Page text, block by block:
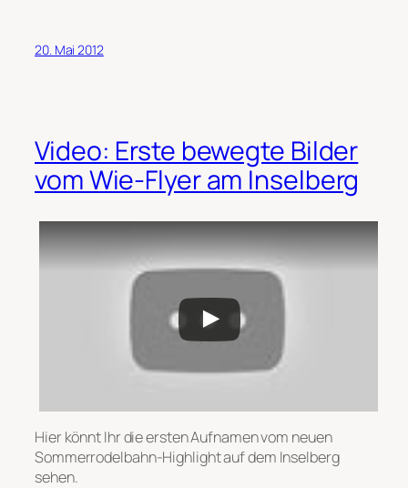
20. Mai 2012
Video: Erste bewegte Bilder
vom Wie-Flyer am Inselberg
Hier könnt Ihr die ersten Aufnamen vom neuen
Sommerrodelbahn-Highlight auf dem Inselberg
sehen.